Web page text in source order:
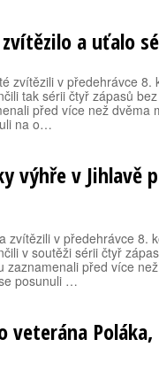
a uťalo
zvítězili v předehrávce 8.
tak sérii čtyř zápasů
před více než dvěma
na o…
výhře v Jihlavě
zvítězili v předehrávce 8.
v soutěži sérii čtyř
zaznamenali před více
posunuli …
veterána